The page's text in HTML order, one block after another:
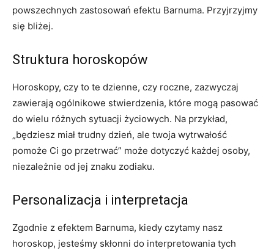
powszechnych zastosowań efektu Barnuma. Przyjrzyjmy
się bliżej.
Struktura horoskopów
Horoskopy, czy to te dzienne, czy roczne, zazwyczaj
zawierają ogólnikowe stwierdzenia, które mogą pasować
do wielu różnych sytuacji życiowych. Na przykład,
„będziesz miał trudny dzień, ale twoja wytrwałość
pomoże Ci go przetrwać” może dotyczyć każdej osoby,
niezależnie od jej znaku zodiaku.
Personalizacja i interpretacja
Zgodnie z efektem Barnuma, kiedy czytamy nasz
horoskop, jesteśmy skłonni do interpretowania tych